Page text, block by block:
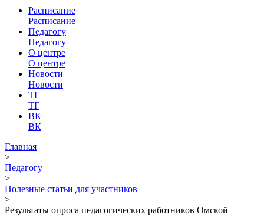
Расписание
Расписание
Педагогу
Педагогу
О центре
О центре
Новости
Новости
ТГ
ТГ
ВК
ВК
Главная
>
Педагогу
>
Полезные статьи для участников
>
Результаты опроса педагогических работников Омской